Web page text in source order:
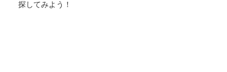
探してみよう！